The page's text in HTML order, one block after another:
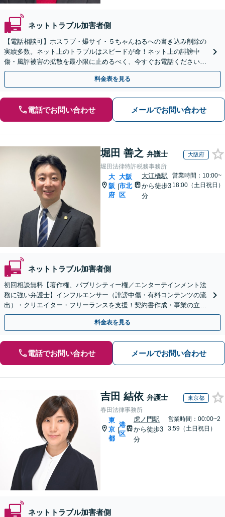
ネットトラブル加害者側
【電話相談可】ホスラブ・爆サイ・５ちゃんねるへの書き込み削除の
実績多数。ネット上のトラブルはスピードが命！ネット上の誹謗中
傷・風評被害の拡散を最小限に止めるべく、今すぐお電話ください。
情報削除に向けて全力を尽くします。
料金表を見る
電話でお問い合わせ メールでお問い合わせ
堀田 善之 弁護士 大阪府
堀田法律特許税務事務所
大
阪
府
|
大阪
市北
区
大江橋駅
から徒歩3
分
営業時間：10:00~
18:00（土日祝日）
ネットトラブル加害者側
初回相談無料【著作権、パブリシティー権／エンターテインメント法
務に強い弁護士】インフルエンサー（誹謗中傷・有料コンテンツの流
出）・クリエイター・フリーランスを支援！契約書作成・事業の立ち
上げまで幅広く対応！【告訴・刑事事件｜休日夜間相談可】
料金表を見る
電話でお問い合わせ メールでお問い合わせ
吉田 結依 弁護士 東京都
春田法律事務所
東
京
都
|
港
区
虎ノ門駅
から徒歩3
分
営業時間：00:00~2
3:59（土日祝日）
ネットトラブル加害者側